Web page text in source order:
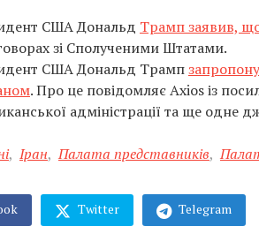
США Дональд Трамп заявив,
зі Сполученими Штатами.
США Дональд Трамп
. Про це повідомляє Axios із
адміністрації та ще одне
, Іран, Палата представників,
Twitter Telegram